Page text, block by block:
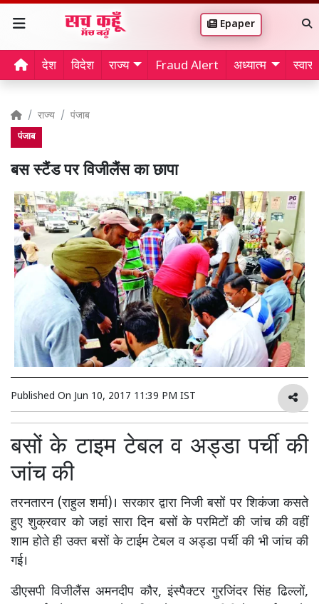
Epaper
देश विदेश राज्य Fraud Alert अध्यात्म
राज्य पंजाब
पंजाब
बस स्टैंड पर विजीलैंस का छापा
Published On Jun 10, 2017 11:39 PM IST
बसों के टाइम टेबल व अड्डा पर्ची की
जांच की
तरनतारन (राहुल शर्मा)। सरकार द्वारा निजी बसों पर शिकंजा कसते
हुए शुक्रवार को जहां सारा दिन बसों के परमिटों की जांच की वहीं
शाम होते ही उक्त बसों के टाईम टेबल व अड्डा पर्ची की भी जांच की
गई।
डीएसपी विजीलैंस अमनदीप कौर, इंस्पैक्टर गुरजिंदर सिंह ढिल्लों,